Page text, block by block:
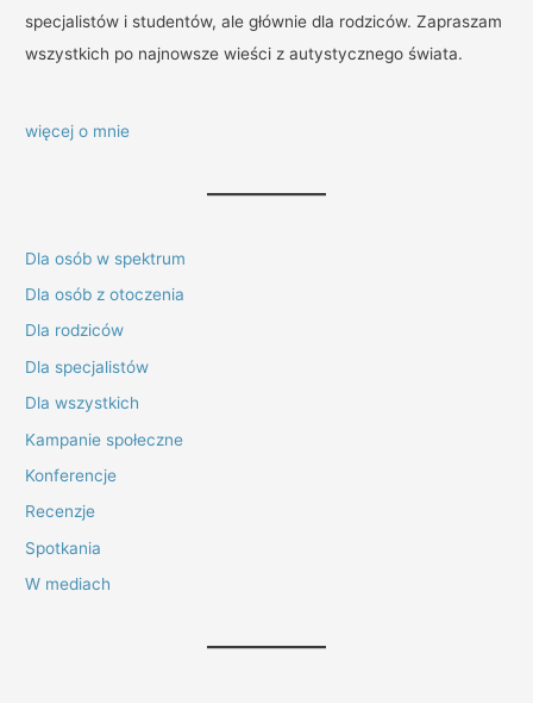
specjalistów i studentów, ale głównie dla rodziców. Zapraszam
wszystkich po najnowsze wieści z autystycznego świata.
więcej o mnie
Dla osób w spektrum
Dla osób z otoczenia
Dla rodziców
Dla specjalistów
Dla wszystkich
Kampanie społeczne
Konferencje
Recenzje
Spotkania
W mediach